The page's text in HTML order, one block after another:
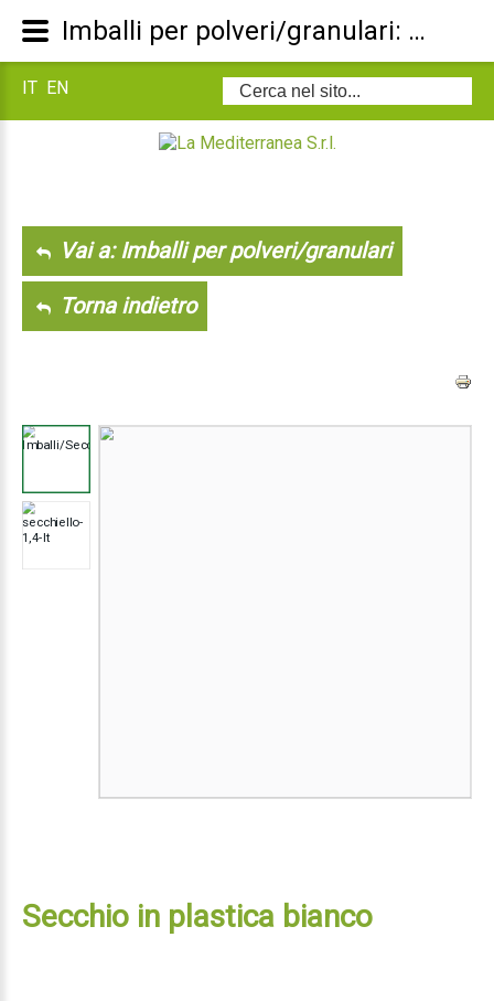
Cerca...
IT EN
Vai a: Imballi per polveri/granulari
Torna indietro
Secchio in plastica bianco
Imballi per polveri/granulari: Secchio in plastica bianco